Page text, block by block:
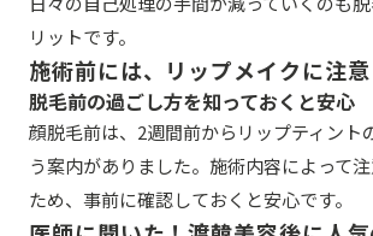
リットです。
施術前には、リップメイクに注意
脱毛前の過ごし方を知っておくと安心
顔脱毛前は、2週間前からリップティント
う案内がありました。施術内容によって
ため、事前に確認しておくと安心です。